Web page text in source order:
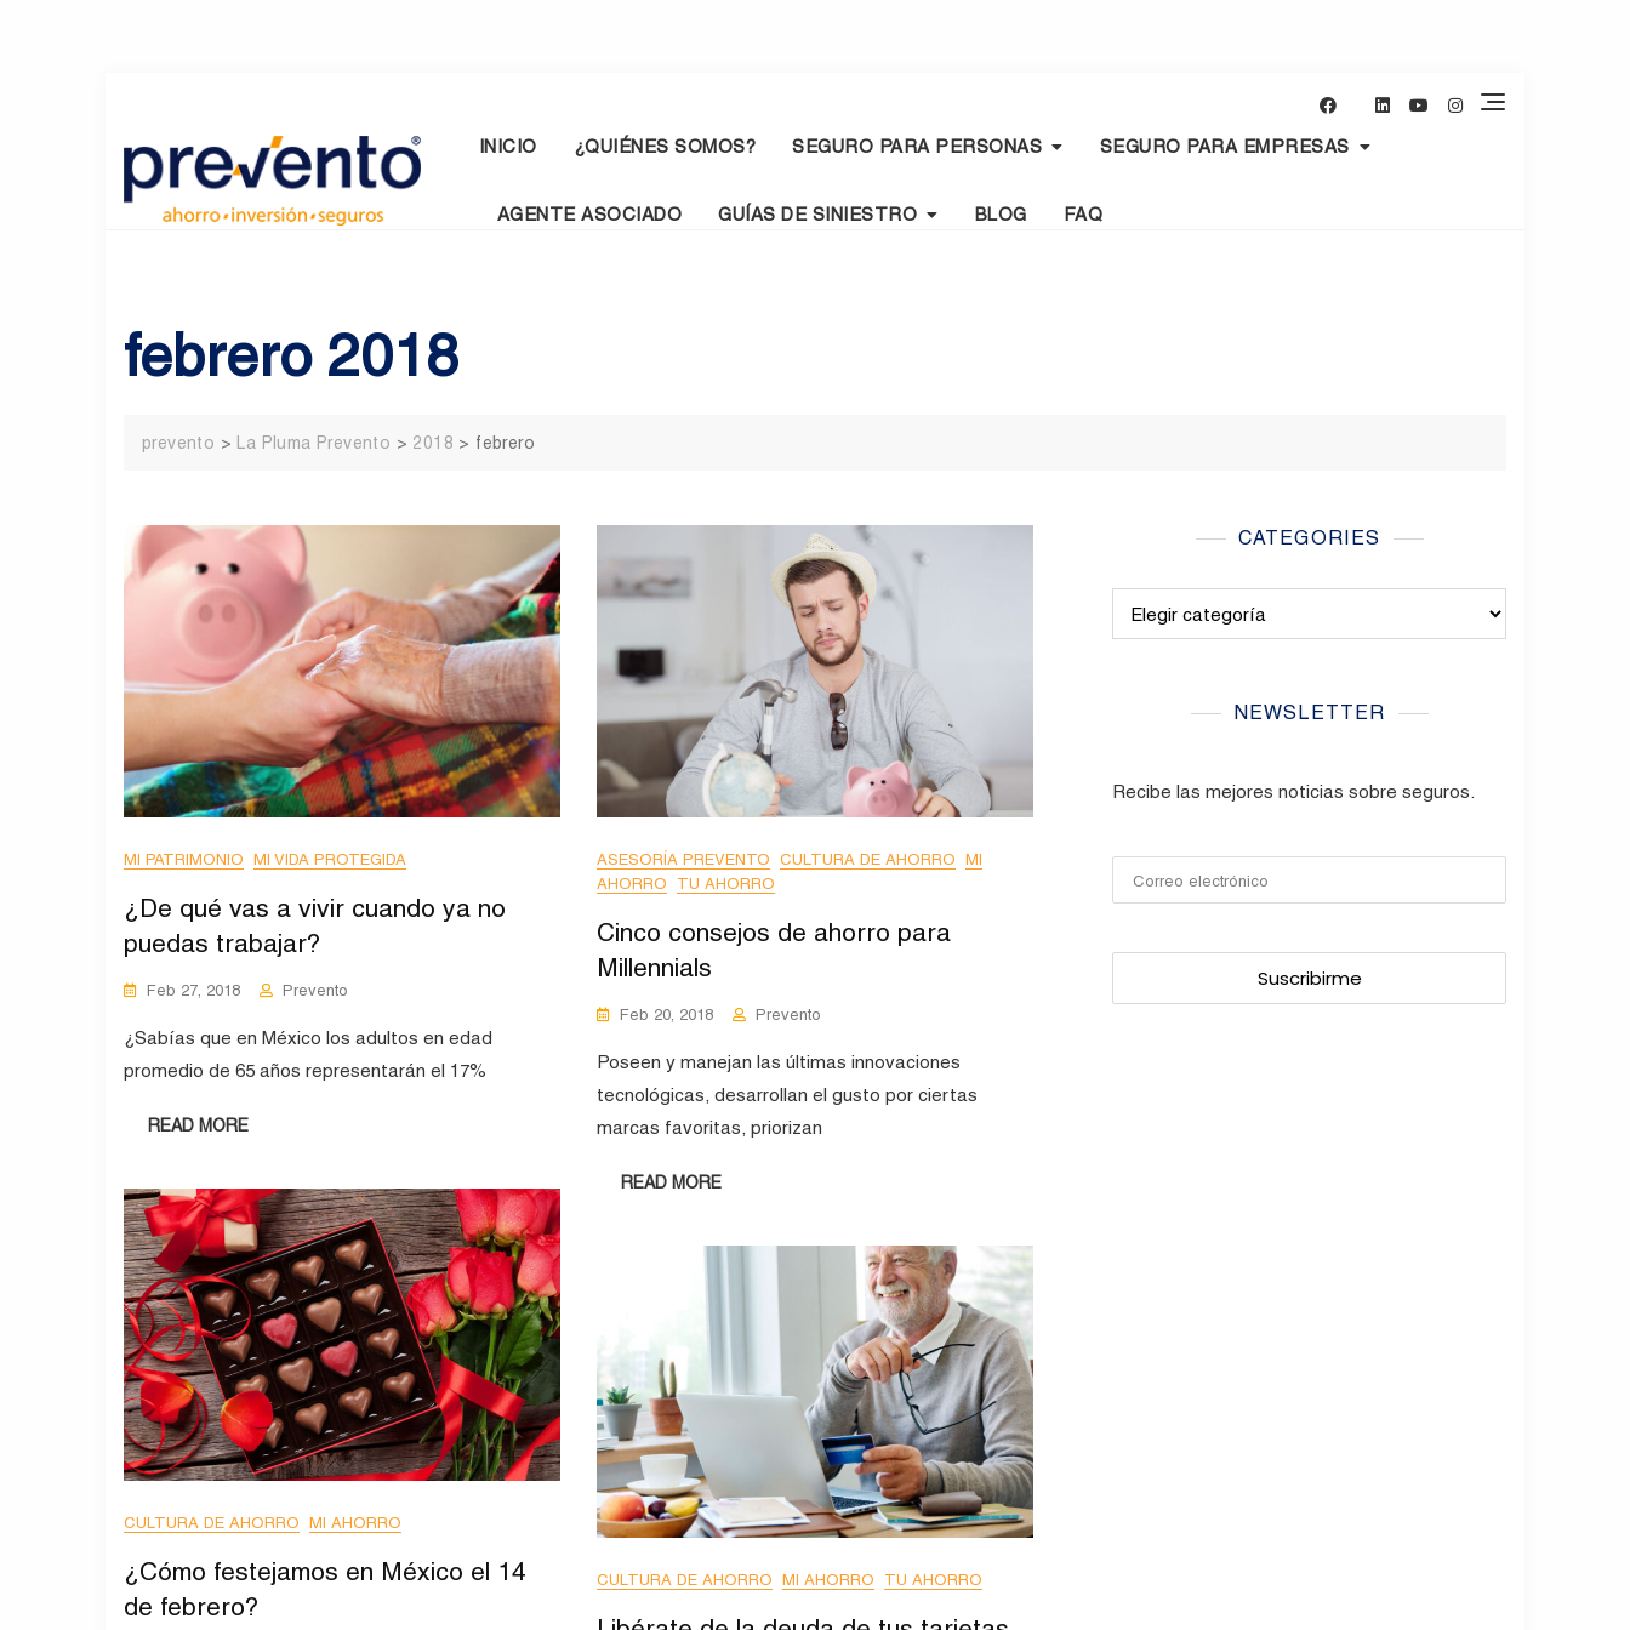
content
INICIO ¿QUIÉNES SOMOS? SEGURO PARA PERSONAS SEGURO PARA EMPRESAS
AGENTE ASOCIADO GUÍAS DE SINIESTRO BLOG FAQ
febrero 2018
prevento > La Pluma Prevento > 2018 > febrero
MI PATRIMONIO MI VIDA PROTEGIDA
¿De qué vas a vivir cuando ya no
puedas trabajar?
Feb 27, 2018 Prevento
¿Sabías que en México los adultos en edad
promedio de 65 años representarán el 17%
READ MORE
ASESORÍA PREVENTO CULTURA DE AHORRO MI
AHORRO
TU AHORRO
Cinco consejos de ahorro para
Millennials
Feb 20, 2018 Prevento
Poseen y manejan las últimas innovaciones
tecnológicas, desarrollan el gusto por ciertas
marcas favoritas, priorizan
READ MORE
CULTURA DE AHORRO MI AHORRO
¿Cómo festejamos en México el 14
de febrero?
CULTURA DE AHORRO MI AHORRO TU AHORRO
CATEGORIES
NEWSLETTER
Recibe las mejores noticias sobre seguros.